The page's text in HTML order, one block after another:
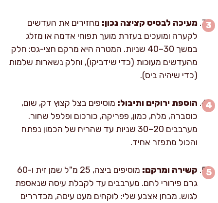
מעיכה לבסיס קציצה נכון: מחזירים את העדשים
לקערה ומועכים בעזרת מועך תפוחי אדמה או מזלג
במשך 30–40 שניות. המטרה היא מרקם חצי-גס: חלק
מהעדשים מעוכות (כדי שידביקו), וחלק נשארות שלמות
(כדי שיהיה ביס).
הוספת ירוקים ותיבול: מוסיפים בצל קצוץ דק, שום,
כוסברה, מלח, כמון, פפריקה, כורכום ופלפל שחור.
מערבבים 20–30 שניות עד שהריח של הכמון נפתח
והכול מתפזר אחיד.
קשירה ומרקם:
מוסיפים ביצה, 25 מ"ל שמן זית ו-60
גרם פירורי לחם. מערבבים עד לקבלת עיסה שנאספת
לגוש. מבחן אצבע שלי: לוקחים מעט עיסה, מכדררים